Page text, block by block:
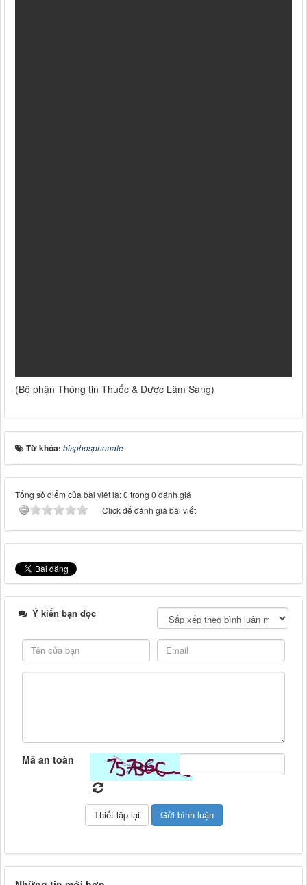
(Bộ phận Thông tin Thuốc & Dược Lâm Sàng)
Từ khóa: bisphosphonate
Tổng số điểm của bài viết là: 0 trong 0 đánh giá
Click để đánh giá bài viết
Ý kiến bạn đọc
Mã an toàn